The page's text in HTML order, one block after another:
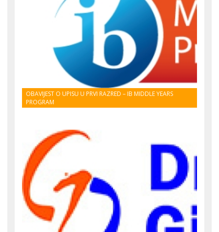
OBAVIJEST O UPISU U PRVI RAZRED – IB MIDDLE YEARS
PROGRAM